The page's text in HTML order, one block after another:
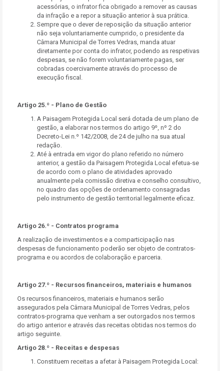
acessórias, o infrator fica obrigado a remover as causas
da infração e a repor a situação anterior à sua prática.
Sempre que o dever de reposição da situação anterior
não seja voluntariamente cumprido, o presidente da
Câmara Municipal de Torres Vedras, manda atuar
diretamente por conta do infrator, podendo as respetivas
despesas, se não forem voluntariamente pagas, ser
cobradas coercivamente através do processo de
execução fiscal.
Artigo 25.º - Plano de Gestão
A Paisagem Protegida Local será dotada de um plano de
gestão, a elaborar nos termos do artigo 9º, nº 2 do
Decreto-Lei n.º 142/2008, de 24 de julho na sua atual
redação.
Até à entrada em vigor do plano referido no número
anterior, a gestão da Paisagem Protegida Local efetua-se
de acordo com o plano de atividades aprovado
anualmente pela comissão diretiva e conselho consultivo,
no quadro das opções de ordenamento consagradas
pelo instrumento de gestão territorial legalmente eficaz.
Artigo 26.º - Contratos programa
A realização de investimentos e a comparticipação nas
despesas de funcionamento poderão ser objeto de contratos-
programa e ou acordos de colaboração e parceria.
Artigo 27.º - Recursos financeiros, materiais e humanos
Os recursos financeiros, materiais e humanos serão
assegurados pela Câmara Municipal de Torres Vedras, pelos
contratos-programa que venham a ser outorgados nos termos
do artigo anterior e através das receitas obtidas nos termos do
artigo seguinte.
Artigo 28.º - Receitas e despesas
Constituem receitas a afetar à Paisagem Protegida Local: